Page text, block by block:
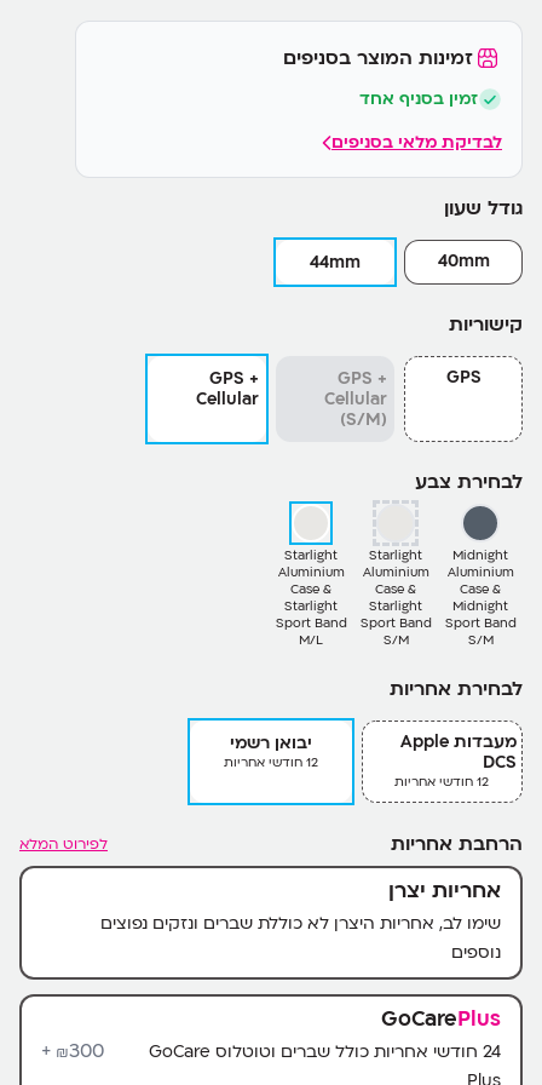
זמינות המוצר בסניפים
זמין בסניף אחד
לבדיקת מלאי בסניפים
גודל שעון
40mm
44mm
קישוריות
GPS
GPS +
Cellular
(S/M)
GPS +
Cellular
לבחירת צבע
Midnight
Aluminium
Case &
Midnight
Sport Band
S/M
Starlight
Aluminium
Case &
Starlight
Sport Band
S/M
Starlight
Aluminium
Case &
Starlight
Sport Band
M/L
לבחירת אחריות
מעבדות Apple
DCS
12 חודשי אחריות
יבואן רשמי
12 חודשי אחריות
הרחבת אחריות לפירוט המלא
אחריות יצרן
שימו לב, אחריות היצרן לא כוללת שברים ונזקים נפוצים
נוספים
GoCarePlus
24 חודשי אחריות כולל שברים וטוטלוס GoCare
₪300+